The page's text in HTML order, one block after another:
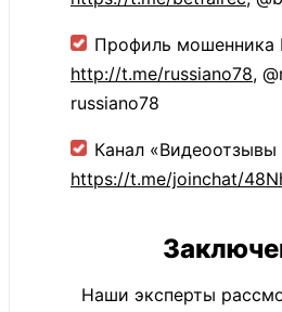
Профиль мошенника
http://t.me/russiano78,
russiano78
Канал «Видеоотзывы
https://t.me/joinchat/
Наши эксперты